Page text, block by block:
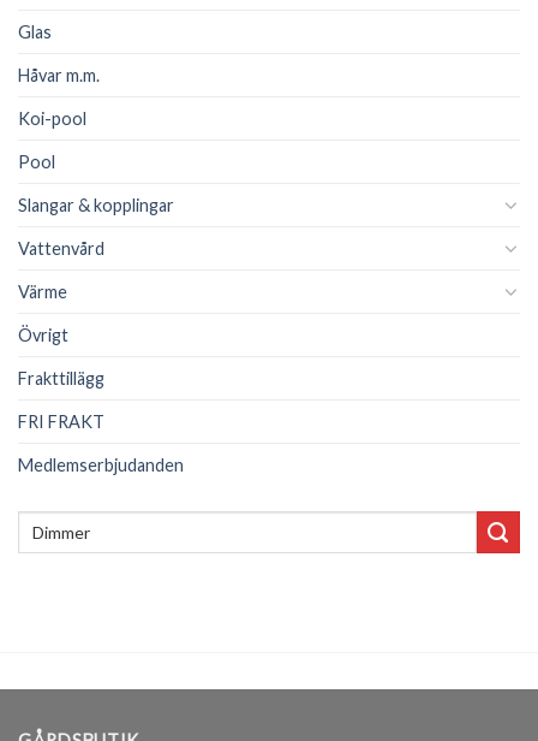
Glas
Håvar m.m.
Koi-pool
Pool
Slangar & kopplingar
Vattenvård
Värme
Övrigt
Frakttillägg
FRI FRAKT
Medlemserbjudanden